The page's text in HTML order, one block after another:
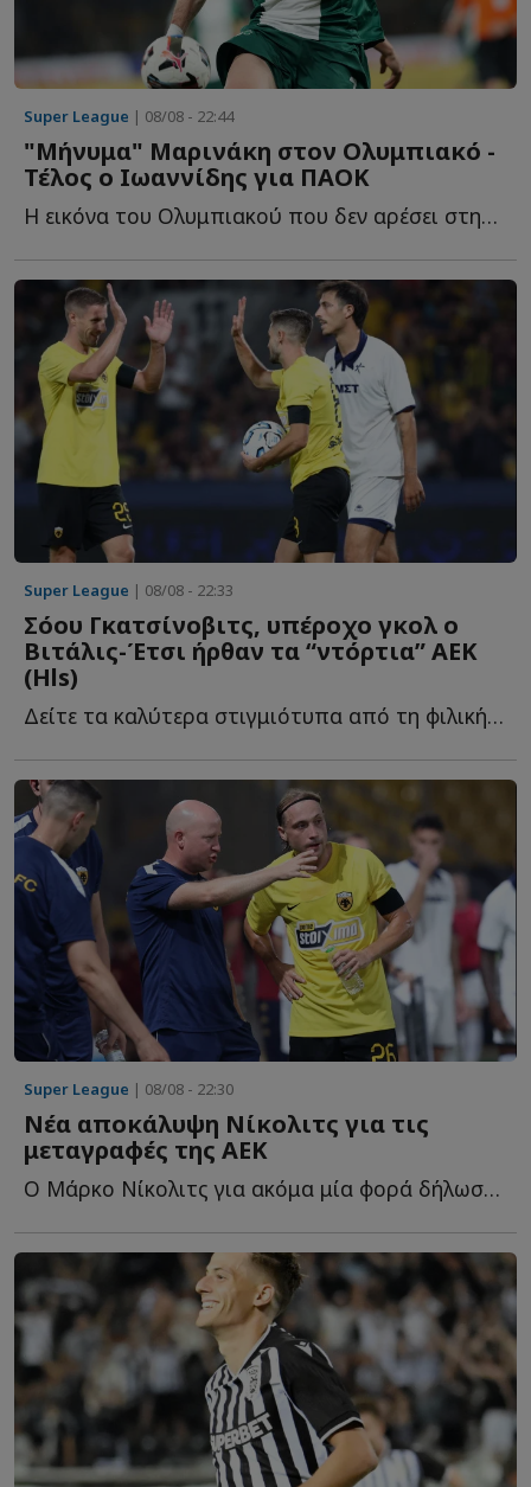
Super League | 08/08 - 22:44
"Μήνυμα" Μαρινάκη στον Ολυμπιακό -
Τέλος ο Ιωαννίδης για ΠΑΟΚ
Η εικόνα του Ολυμπιακού που δεν αρέσει στην διοίκηση, τ...
Super League | 08/08 - 22:33
Σόου Γκατσίνοβιτς, υπέροχο γκολ ο
Βιτάλις-Έτσι ήρθαν τα “ντόρτια” ΑΕΚ
(Ηls)
Δείτε τα καλύτερα στιγμιότυπα από τη φιλική νίκη της Έ...
Super League | 08/08 - 22:30
Νέα αποκάλυψη Νίκολιτς για τις
μεταγραφές της ΑΕΚ
Ο Μάρκο Νίκολιτς για ακόμα μία φορά δήλωσε... θετικός γ...